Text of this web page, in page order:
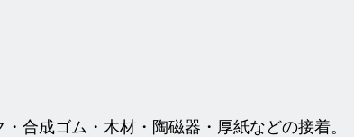
合成ゴム・木材・陶磁器・厚紙などの接着。